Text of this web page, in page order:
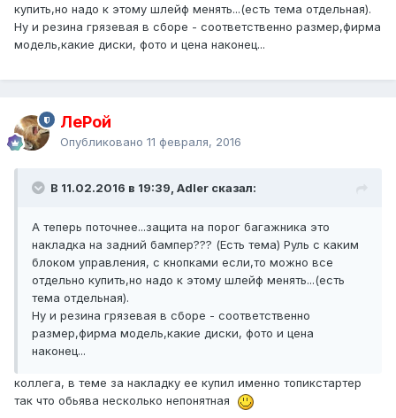
купить,но надо к этому шлейф менять...(есть тема отдельная).
Ну и резина грязевая в сборе - соответственно размер,фирма
модель,какие диски, фото и цена наконец...
ЛеРой
Опубликовано 11 февраля, 2016
В 11.02.2016 в 19:39, Adler сказал:
А теперь поточнее...защита на порог багажника это
накладка на задний бампер??? (Есть тема) Руль с каким
блоком управления, с кнопками если,то можно все
отдельно купить,но надо к этому шлейф менять...(есть
тема отдельная).
Ну и резина грязевая в сборе - соответственно
размер,фирма модель,какие диски, фото и цена
наконец...
коллега, в теме за накладку ее купил именно топикстартер
так что обьява несколько непонятная